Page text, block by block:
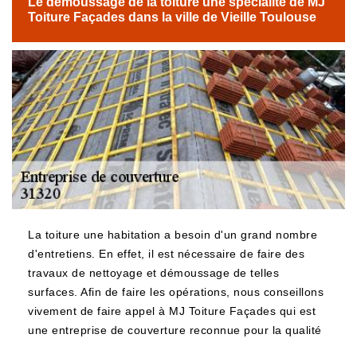
Toiture Façades dans la ville de Vieille Toulouse
La toiture une habitation a besoin d'un grand nombre
d'entretiens. En effet, il est nécessaire de faire des
travaux de nettoyage et démoussage de telles
surfaces. Afin de faire les opérations, nous conseillons
vivement de faire appel à MJ Toiture Façades qui est
une entreprise de couverture reconnue pour la qualité